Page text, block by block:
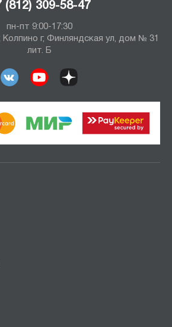
(812) 309-58-47
пн-пт 9:00-17:30
Колпино г, Финляндская ул, дом № 31
лит. Б